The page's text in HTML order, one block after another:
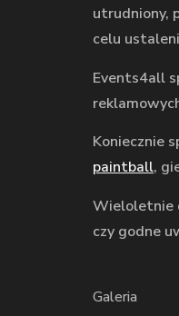
utrudniony,
celu
Events4all
Koniecznie
paintball,
Wieloletnie
czy godne
Galeria